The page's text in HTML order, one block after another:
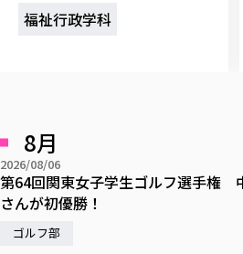
リエゾンゼミ・ナビ（テキスト等）
教職課程における情報の公表
大学院
総合福祉学研究科 福祉心理学専攻
教育学研究科 教育学専攻 修士課
通信制大学院 総合福祉学研究科 福
その他の就学機会
学びの特徴
学びの特徴
在学生の方
在学生による訪問、情報提供への
卒業生アンケート
東北福祉大学のDNA
在学生インタビュー
外国人在学生
スタッフ紹介
ニュース一覧
東北福祉大学の紀要・リポジ
東北福祉大学教育・教職センター
芹沢銈介美術工芸館年報
東北福祉大学機関リポジトリ
東北福祉大学オープンアクセス方針
「高齢者のフレイル予防及びデジ
高齢者施設特化型モジュラー車いす
学生参加 × 産学官連携 ～ 「行学一
社会貢献・地域連携活動
社会貢献への取り組み
社会貢献・地域連携活動報告書
各種社会貢献活動の窓口
生涯学習・社会人講座
自治体・団体等との主な協定
自治体・団体等との主な協定
生涯学習・社会人講座
TFU教育フォーラム
福祉行政学科
8月
2026/08/06
第64回関東女子学生ゴルフ選手権
さんが初優勝！
ゴルフ部